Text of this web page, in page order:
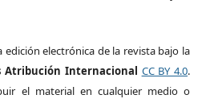
edición electrónica de la revista bajo la
Atribución Internacional CC BY 4.0.
el material en cualquier medio o